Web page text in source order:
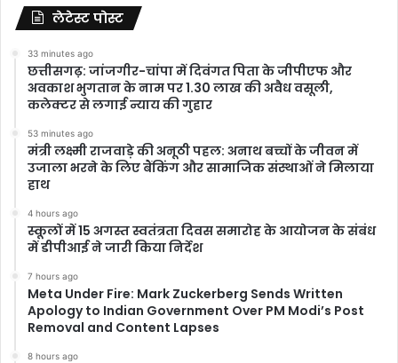
लेटेस्ट पोस्ट
33 minutes ago
छत्तीसगढ़: जांजगीर-चांपा में दिवंगत पिता के जीपीएफ और
अवकाश भुगतान के नाम पर 1.30 लाख की अवैध वसूली,
कलेक्टर से लगाई न्याय की गुहार
53 minutes ago
मंत्री लक्ष्मी राजवाड़े की अनूठी पहल: अनाथ बच्चों के जीवन में
उजाला भरने के लिए बैंकिंग और सामाजिक संस्थाओं ने मिलाया
हाथ
4 hours ago
स्कूलों में 15 अगस्त स्वतंत्रता दिवस समारोह के आयोजन के संबंध
में डीपीआई ने जारी किया निर्देश
7 hours ago
Meta Under Fire: Mark Zuckerberg Sends Written
Apology to Indian Government Over PM Modi’s Post
Removal and Content Lapses
8 hours ago